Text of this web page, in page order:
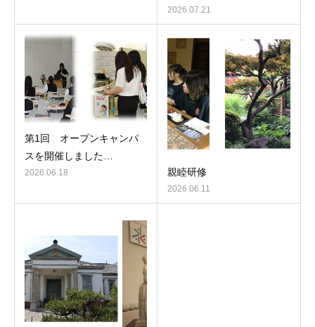
2026.07.21
第1回 オープンキャンパ
スを開催しました…
2026.06.18 親睦研修
2026.06.11